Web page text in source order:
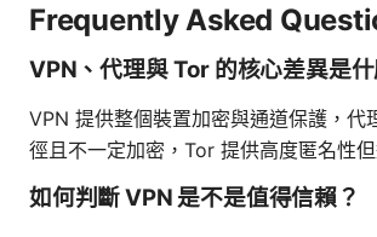
Frequently Asked
VPN、代理與 Tor 的核心差異是什
VPN 提供整個裝置加密與通道保護，代
徑且不一定加密，Tor 提供高度匿名性
如何判斷 VPN 是不是值得信賴？